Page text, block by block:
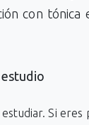
con tónica
Si eres